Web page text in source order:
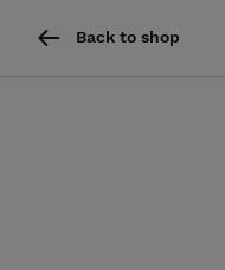
Back to shop